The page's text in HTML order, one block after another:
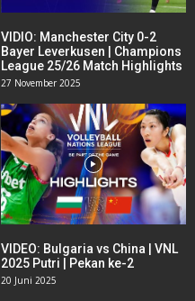
VIDIO: Manchester City 0-2
Bayer Leverkusen | Champions
League 25/26 Match Highlights
27 November 2025
VIDEO: Bulgaria vs China | VNL
2025 Putri | Pekan ke-2
20 Juni 2025